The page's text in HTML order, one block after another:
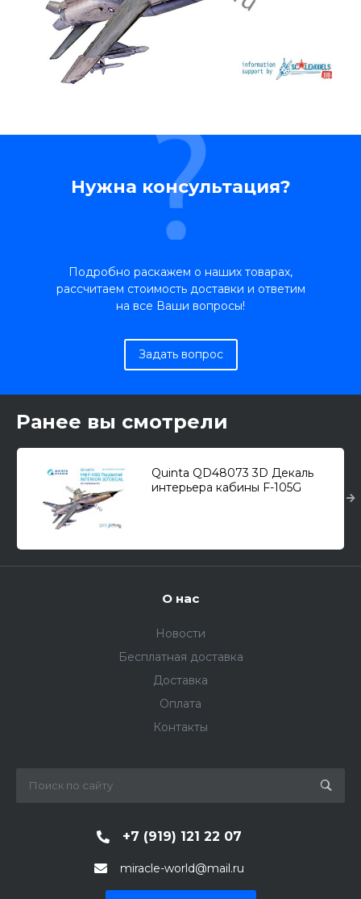
Нужна консультация?
Подробно раскажем о наших товарах,
рассчитаем стоимость доставки и ответим
на все Ваши вопросы!
Задать вопрос
Ранее вы смотрели
Quinta QD48073 3D Декаль
интерьера кабины F-105G
О нас
Новости
Бесплатная доставка
Доставка
Оплата
Контакты
+7 (919) 121 22 07
miracle-world@mail.ru